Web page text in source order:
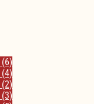
(6)
(4)
(2)
(3)